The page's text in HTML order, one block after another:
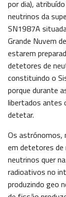
por dia),
neutrinos da
SN1987A
Grande Nuvem
estarem
detetores de
constituindo o
porque durante
libertados
detetar.
Os astrónomos,
em detetores
neutrinos quer
radioativos no
produzindo geo